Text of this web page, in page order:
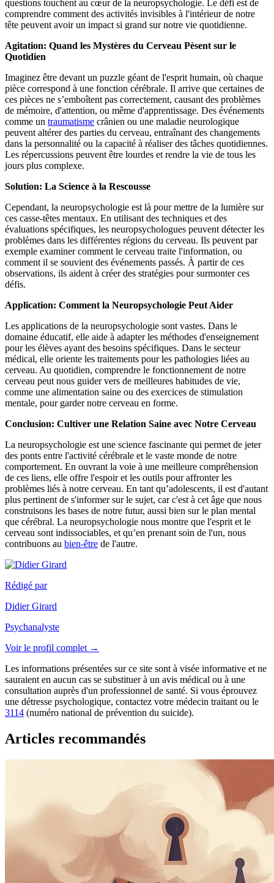
questions touchent au cœur de la neuropsychologie. Le défi est de
comprendre comment des activités invisibles à l'intérieur de notre
tête peuvent avoir un impact si grand sur notre vie quotidienne.
Agitation: Quand les Mystères du Cerveau Pèsent sur le
Quotidien
Imaginez être devant un puzzle géant de l'esprit humain, où chaque
pièce correspond à une fonction cérébrale. Il arrive que certaines de
ces pièces ne s’emboîtent pas correctement, causant des problèmes
de mémoire, d'attention, ou même d'apprentissage. Des événements
comme un traumatisme crânien ou une maladie neurologique
peuvent altérer des parties du cerveau, entraînant des changements
dans la personnalité ou la capacité à réaliser des tâches quotidiennes.
Les répercussions peuvent être lourdes et rendre la vie de tous les
jours plus complexe.
Solution: La Science à la Rescousse
Cependant, la neuropsychologie est là pour mettre de la lumière sur
ces casse-têtes mentaux. En utilisant des techniques et des
évaluations spécifiques, les neuropsychologues peuvent détecter les
problèmes dans les différentes régions du cerveau. Ils peuvent par
exemple examiner comment le cerveau traite l'information, ou
comment il se souvient des événements passés. À partir de ces
observations, ils aident à créer des stratégies pour surmonter ces
défis.
Application: Comment la Neuropsychologie Peut Aider
Les applications de la neuropsychologie sont vastes. Dans le
domaine éducatif, elle aide à adapter les méthodes d'enseignement
pour les élèves ayant des besoins spécifiques. Dans le secteur
médical, elle oriente les traitements pour les pathologies liées au
cerveau. Au quotidien, comprendre le fonctionnement de notre
cerveau peut nous guider vers de meilleures habitudes de vie,
comme une alimentation saine ou des exercices de stimulation
mentale, pour garder notre cerveau en forme.
Conclusion: Cultiver une Relation Saine avec Notre Cerveau
La neuropsychologie est une science fascinante qui permet de jeter
des ponts entre l'activité cérébrale et le vaste monde de notre
comportement. En ouvrant la voie à une meilleure compréhension
de ces liens, elle offre l'espoir et les outils pour affronter les
problèmes liés à notre cerveau. En tant qu’adolescents, il est d'autant
plus pertinent de s'informer sur le sujet, car c'est à cet âge que nous
construisons les bases de notre futur, aussi bien sur le plan mental
que cérébral. La neuropsychologie nous montre que l'esprit et le
cerveau sont indissociables, et qu’en prenant soin de l'un, nous
contribuons au bien-être de l'autre.
Rédigé par
Didier Girard
Psychanalyste
Voir le profil complet →
Les informations présentées sur ce site sont à visée informative et ne
sauraient en aucun cas se substituer à un avis médical ou à une
consultation auprès d'un professionnel de santé. Si vous éprouvez
une détresse psychologique, contactez votre médecin traitant ou le
3114 (numéro national de prévention du suicide).
Articles recommandés